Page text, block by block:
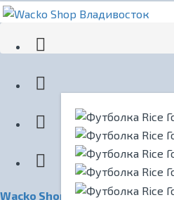
Wacko Shop Владивосток